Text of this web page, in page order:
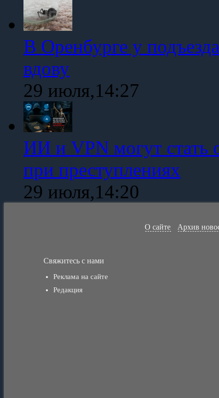
В Оренбурге у
вдову
29 июля,14:27
ИИ и VPN могут стать
при преступлениях
29 июля,14:20
О сайте Архив
Свяжитесь с нами
Реклама на сайте
Редакция